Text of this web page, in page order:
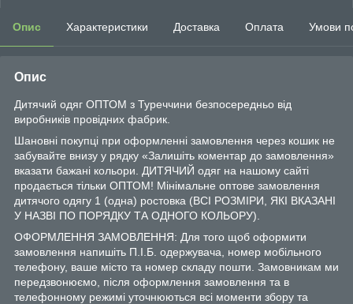
Опис Характеристики Доставка Оплата Умови
Опис
Дитячий одяг ОПТОМ з Туреччини безпосередньо від
виробників провідних фабрик.
Шановні покупці при оформленні замовлення через кошик не
забувайте внизу у рядку «Залишіть коментар до замовлення»
вказати бажані кольори. ДИТЯЧИЙ одяг на нашому сайті
продається тільки ОПТОМ! Мінімальне оптове замовлення
дитячого одягу 1 (одна) ростовка (ВСІ РОЗМІРИ, ЯКІ ВКАЗАНІ
У НАЗВІ ПО ПОРЯДКУ ТА ОДНОГО КОЛЬОРУ).
ОФОРМЛЕННЯ ЗАМОВЛЕННЯ: Для того щоб оформити
замовлення напишіть П.І.Б. одержувача, номер мобільного
телефону, ваше місто та номер складу пошти. Замовникам ми
передзвонюємо, після оформлення замовлення та в
телефонному режимі уточнюються всі моменти збору та